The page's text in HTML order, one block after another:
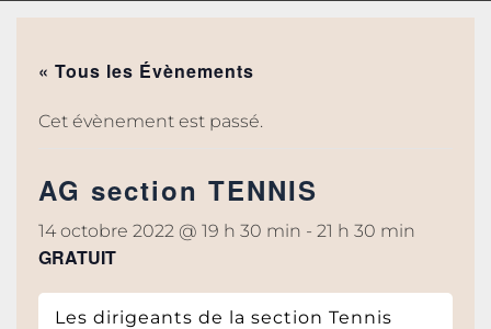
« Tous les Évènements
Cet évènement est passé.
AG section TENNIS
14 octobre 2022 @ 19 h 30 min - 21 h 30 min
GRATUIT
Les dirigeants de la section Tennis